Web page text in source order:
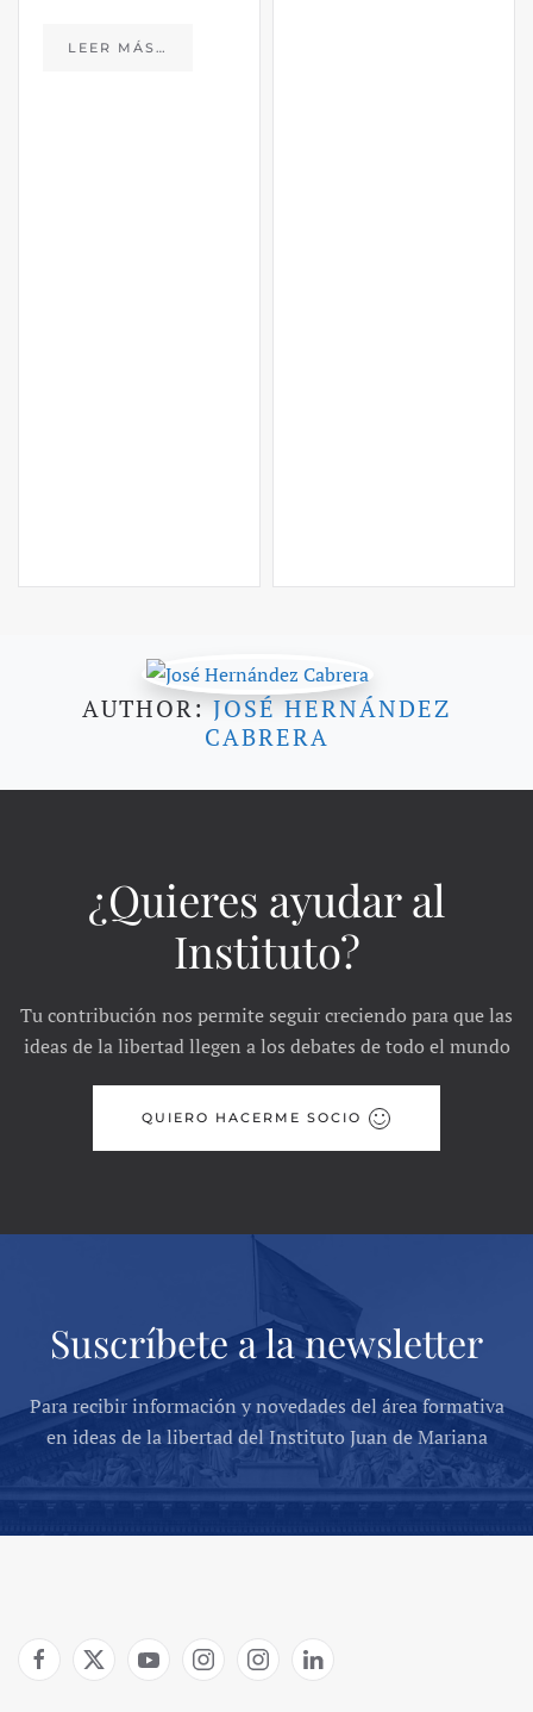
LEER MÁS…
AUTHOR:JOSÉ HERNÁNDEZ
CABRERA
¿Quieres ayudar al
Instituto?
Tu contribución nos permite seguir creciendo para que las
ideas de la libertad llegen a los debates de todo el mundo
QUIERO HACERME SOCIO
Suscríbete a la newsletter
Para recibir información y novedades del área formativa
en ideas de la libertad del Instituto Juan de Mariana